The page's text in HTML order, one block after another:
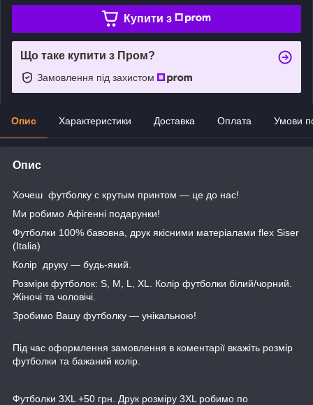
Купити з
Що таке купити з Пром?
Замовлення під захистом
Опис Характеристики Доставка Оплата Умови
Опис
Хочеш футболку с крутым принтом — це до нас!
Ми робимо Афігенні подарунки!
Футболки 100% бавовна, друк якісними матеріалами flex Siser
(Italia)
Колір друку — будь-який.
Розміри футболок: S, M, L, XL. Колір футболки білий/чорний.
Жіночі та чоловічі.
Зробимо Вашу футболку — унікальною!
Під час оформлення замовлення в коментарії вкажіть розмір
футболки та бажаний колір.
Футболки 3XL +50 грн. Друк розміру 3XL робимо по